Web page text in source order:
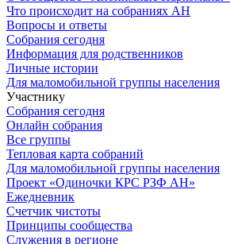
Что происходит на собраниях АН
Вопросы и ответы
Собрания сегодня
Информация для родственников
Личные истории
Для маломобильной группы населения
Участнику
Собрания сегодня
Онлайн собрания
Все группы
Тепловая карта собраний
Для маломобильной группы населения
Проект «Одиночки КРС РЗФ АН»
Ежедневник
Счетчик чистоты
Принципы сообщества
Служения в регионе